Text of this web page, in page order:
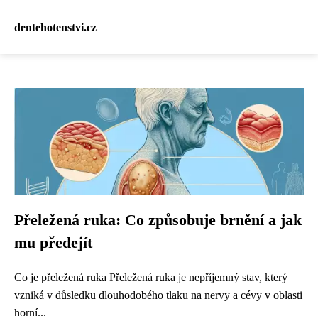
dentehotenstvi.cz
Přeležená ruka: Co způsobuje brnění a jak
mu předejít
Co je přeležená ruka Přeležená ruka je nepříjemný stav, který
vzniká v důsledku dlouhodobého tlaku na nervy a cévy v oblasti
horní...